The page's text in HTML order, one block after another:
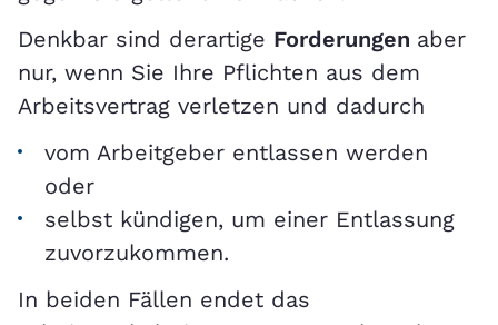
Denkbar sind derartige Forderungen aber
nur, wenn Sie Ihre Pflichten aus dem
Arbeitsvertrag verletzen und dadurch
vom Arbeitgeber entlassen werden
oder
selbst kündigen, um einer Entlassung
zuvorzukommen.
In beiden Fällen endet das